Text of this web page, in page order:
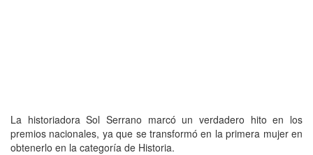
La historiadora Sol Serrano marcó un verdadero hito en los
premios nacionales, ya que se transformó en la primera mujer en
obtenerlo en la categoría de Historia.